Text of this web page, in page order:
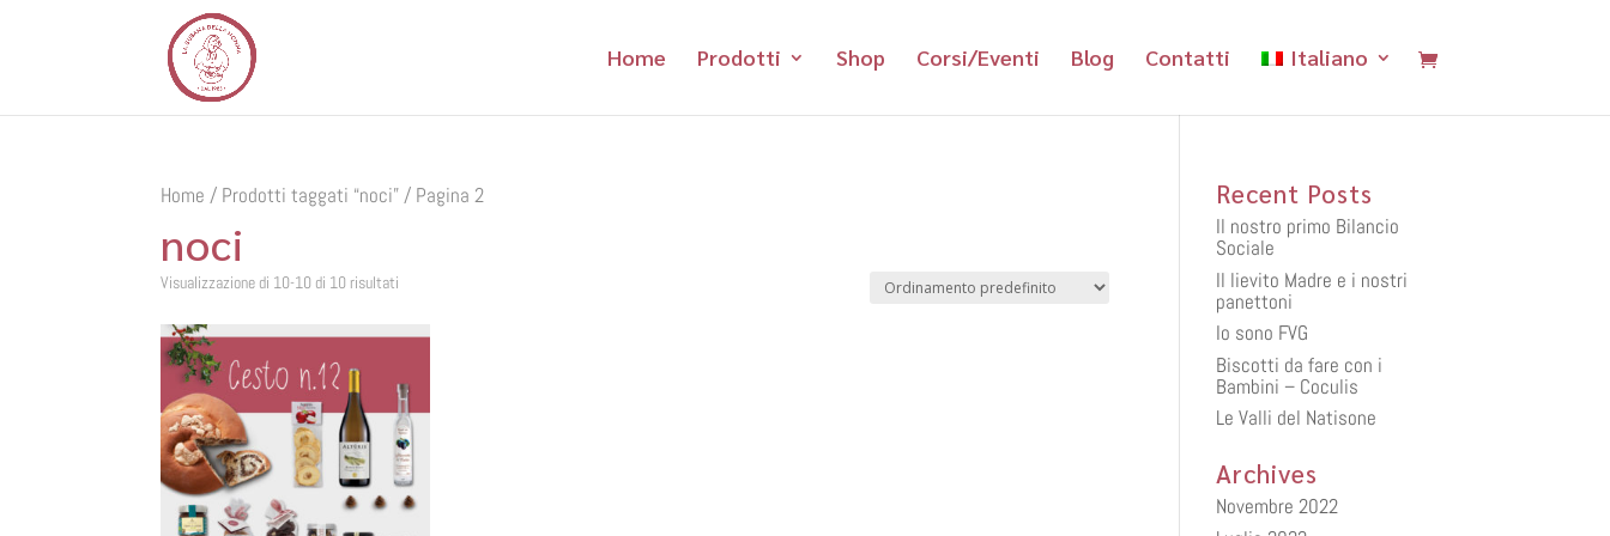
Home Prodotti Shop Corsi/Eventi Blog Contatti Italiano
Home / Prodotti taggati “noci” / Pagina 2
noci
Visualizzazione di 10-10 di 10 risultati
Recent Posts
Il nostro primo Bilancio
Sociale
Il lievito Madre e i nostri
panettoni
Io sono FVG
Biscotti da fare con i
Bambini – Coculis
Le Valli del Natisone
Archives
Novembre 2022